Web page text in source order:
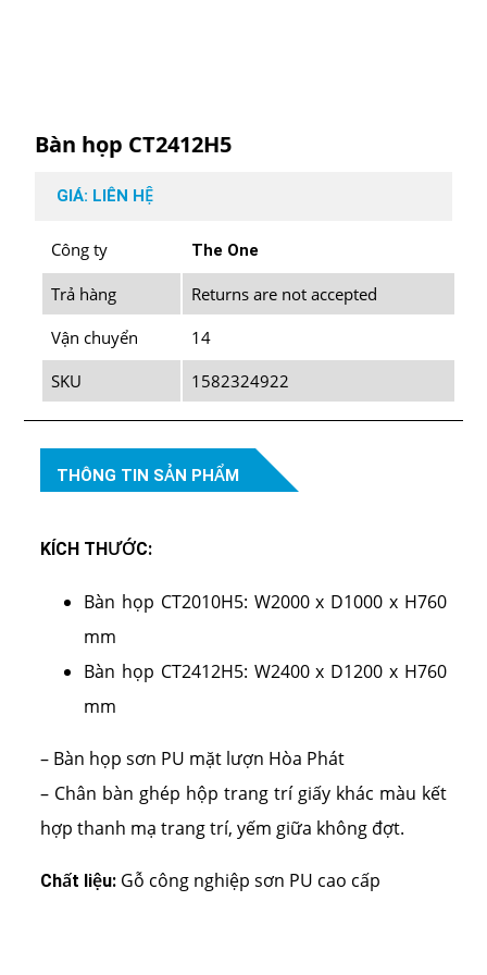
Bàn họp CT2412H5
GIÁ: LIÊN HỆ
Công ty The One
Trả hàng
Returns are not accepted
Vận chuyển
14
SKU
1582324922
THÔNG TIN SẢN PHẨM
KÍCH THƯỚC:
Bàn họp CT2010H5: W2000 x D1000 x H760
mm
Bàn họp CT2412H5: W2400 x D1200 x H760
mm
– Bàn họp sơn PU mặt lượn Hòa Phát
– Chân bàn ghép hộp trang trí giấy khác màu kết
hợp thanh mạ trang trí, yếm giữa không đợt.
Chất liệu: Gỗ công nghiệp sơn PU cao cấp